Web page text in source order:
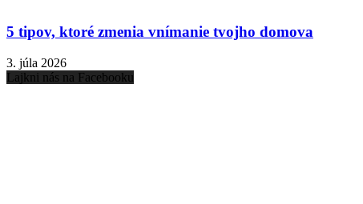
5 tipov, ktoré zmenia vnímanie tvojho domova
3. júla 2026
Lajkni nás na Facebooku